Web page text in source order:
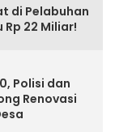
di Pelabuhan
22 Miliar!
Polisi dan
Renovasi